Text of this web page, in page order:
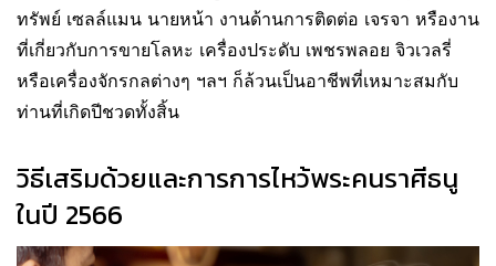
ทรัพย์ เซลล์แมน นายหน้า งานด้านการติดต่อ เจรจา หรืองาน
ที่เกี่ยวกับการขายโลหะ เครื่องประดับ เพชรพลอย จิวเวลรี่
หรือเครื่องจักรกลต่างๆ ฯลฯ ก็ล้วนเป็นอาชีพที่เหมาะสมกับ
ท่านที่เกิดปีชวดทั้งสิ้น
วิธีเสริมด้วยและการการไหว้พระคนราศีธนู
ในปี 2566